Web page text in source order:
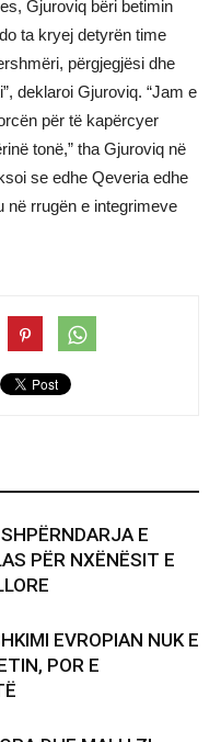
Gjuroviq bëri betimin
ta kryej detyrën time
përgjegjësi dhe
deklaroi Gjuroviq. “Jam e
për të kapërcyer
tonë,” tha Gjuroviq në
se edhe Qeveria edhe
në rrugën e integrimeve
E
PËR NXËNËSIT E
EVROPIAN NUK E
POR E